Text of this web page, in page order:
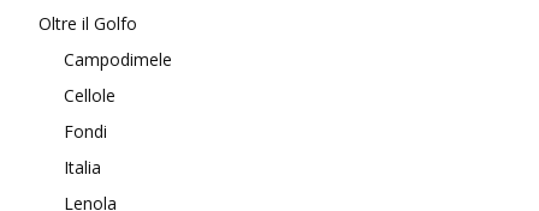
Oltre il Golfo
Campodimele
Cellole
Fondi
Italia
Lenola